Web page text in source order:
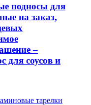
подносы для
на заказ,
–
для соусов и